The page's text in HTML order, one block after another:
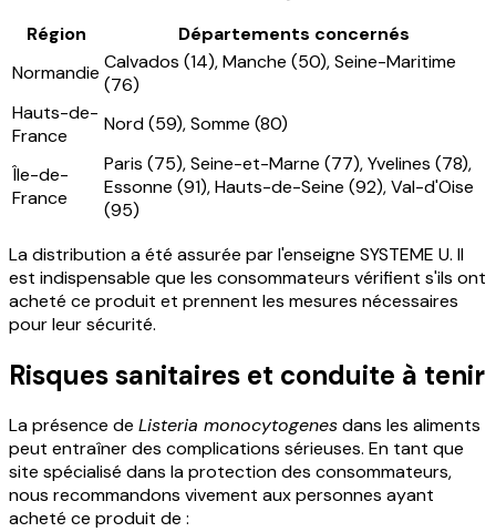
Région
Départements concernés
Normandie Calvados (14), Manche (50), Seine-Maritime
(76)
Hauts-de-
France
Nord (59), Somme (80)
Île-de-
France
Paris (75), Seine-et-Marne (77), Yvelines (78),
Essonne (91), Hauts-de-Seine (92), Val-d'Oise
(95)
La distribution a été assurée par l'enseigne SYSTEME U. Il
est indispensable que les consommateurs vérifient s'ils ont
acheté ce produit et prennent les mesures nécessaires
pour leur sécurité.
Risques sanitaires et conduite à tenir
La présence de Listeria monocytogenesdans les aliments
peut entraîner des complications sérieuses. En tant que
site spécialisé dans la protection des consommateurs,
nous recommandons vivement aux personnes ayant
acheté ce produit de :